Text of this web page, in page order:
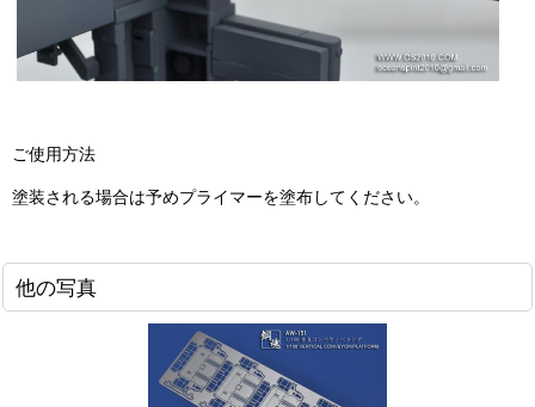
ご使用方法
塗装される場合は予めプライマーを塗布してください。
他の写真